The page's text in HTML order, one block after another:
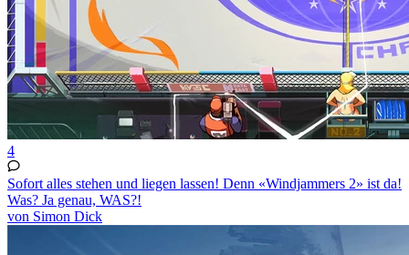
4
Sofort alles stehen und liegen lassen! Denn «Windjammers 2» ist da!
Was? Ja genau, WAS?!
von Simon Dick